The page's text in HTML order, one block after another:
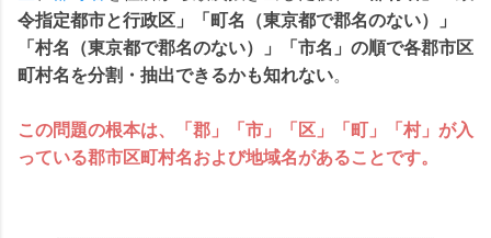
令指定都市と行政区」「町名（東京都で郡名のない）」
「村名（東京都で郡名のない）」「市名」の順で各郡市区
町村名を分割・抽出できるかも知れない。
この問題の根本は、「郡」「市」「区」「町」「村」が入
っている郡市区町村名および地域名があることです。